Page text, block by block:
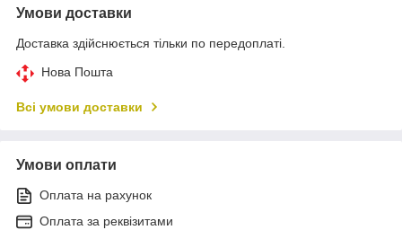
Умови доставки
Доставка здійснюється тільки по передоплаті.
Нова Пошта
Всі умови доставки
Умови оплати
Оплата на рахунок
Оплата за реквізитами